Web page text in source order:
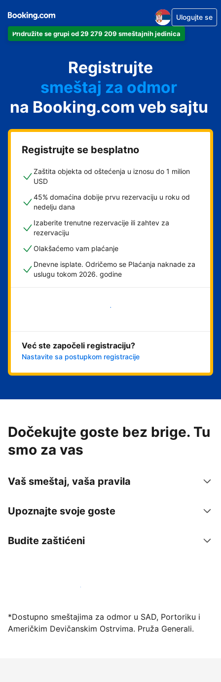
Pridružite se grupi od 29 279 209 smeštajnih jedinica
Ulogujte se
Registrujte
apartman
hotel
smeštaj za odmor
pansion
hostel
na Booking.com veb sajtu
Registrujte se besplatno
Zaštita objekta od oštećenja u iznosu do 1 milion
USD
45% domaćina dobije prvu rezervaciju u roku od
nedelju dana
Izaberite trenutne rezervacije ili zahtev za
rezervaciju
Olakšaćemo vam plaćanje
Dnevne isplate. Odričemo se Plaćanja naknade za
uslugu tokom 2026. godine
Počnite odmah
Već ste započeli registraciju?
Nastavite sa postupkom registracije
Dočekujte goste bez brige. Tu
smo za vas
Vaš smeštaj, vaša pravila
Upoznajte svoje goste
Budite zaštićeni
Registrujte svoj objekat već danas
*Dostupno smeštajima za odmor u SAD, Portoriku i
Američkim Devičanskim Ostrvima. Pruža Generali.